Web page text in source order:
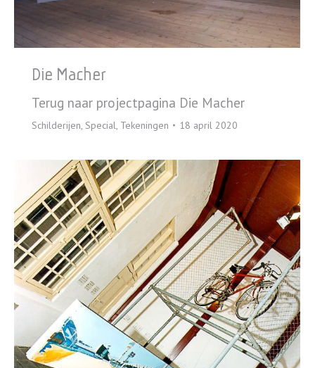
Die Macher
Terug naar projectpagina Die Macher
Schilderijen, Special, Tekeningen 18 april 2020